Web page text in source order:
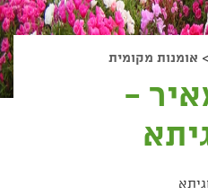
> אומנות מקומית
-